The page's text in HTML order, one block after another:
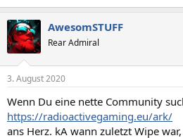
AwesomSTUFF
Rear Admiral
3. August 2020
Wenn Du eine nette Community
https://radioactivegaming.eu/ark/
ans Herz. kA wann zuletzt Wipe